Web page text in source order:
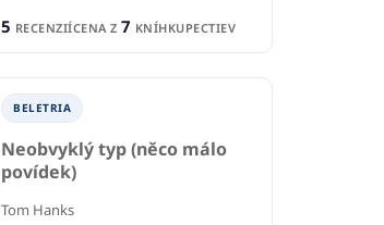
5 RECENZIÍCENA Z 7 KNÍHKUPECTIEV
BELETRIA
Neobvyklý typ (něco málo
povídek)
Tom Hanks